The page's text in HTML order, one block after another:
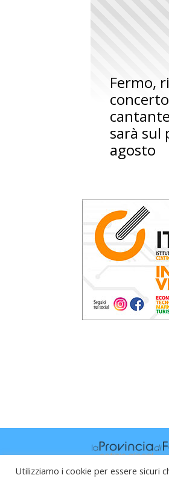
Fermo,
sarà sul
agosto
Utilizziamo i cookie per essere sicuri